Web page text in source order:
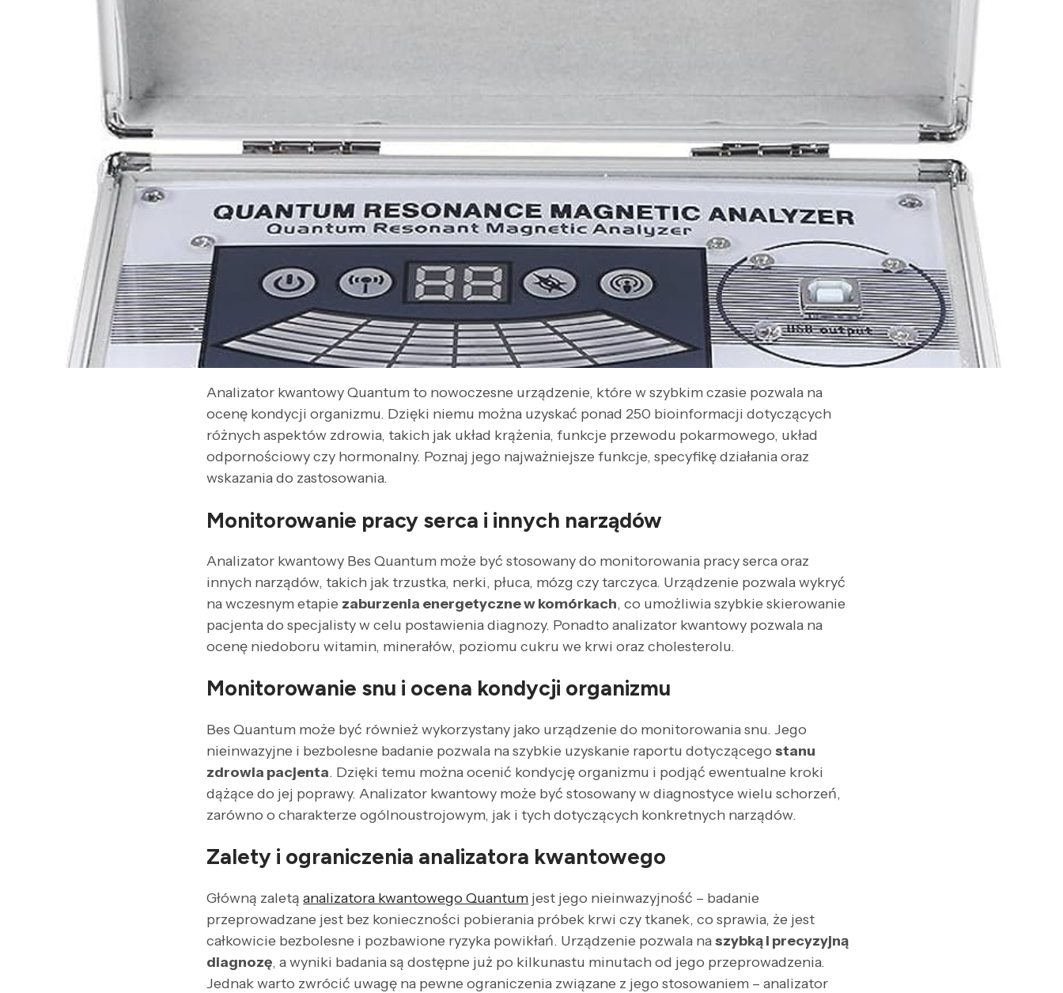
Analizator kwantowy Quantum to nowoczesne urządzenie, które w szybkim czasie pozwala na
ocenę kondycji organizmu. Dzięki niemu można uzyskać ponad 250 bioinformacji dotyczących
różnych aspektów zdrowia, takich jak układ krążenia, funkcje przewodu pokarmowego, układ
odpornościowy czy hormonalny. Poznaj jego najważniejsze funkcje, specyfikę działania oraz
wskazania do zastosowania.
Monitorowanie pracy serca i innych narządów
Analizator kwantowy Bes Quantum może być stosowany do monitorowania pracy serca oraz
innych narządów, takich jak trzustka, nerki, płuca, mózg czy tarczyca. Urządzenie pozwala wykryć
na wczesnym etapie zaburzenia energetyczne w komórkach, co umożliwia szybkie skierowanie
pacjenta do specjalisty w celu postawienia diagnozy. Ponadto analizator kwantowy pozwala na
ocenę niedoboru witamin, minerałów, poziomu cukru we krwi oraz cholesterolu.
Monitorowanie snu i ocena kondycji organizmu
Bes Quantum może być również wykorzystany jako urządzenie do monitorowania snu. Jego
nieinwazyjne i bezbolesne badanie pozwala na szybkie uzyskanie raportu dotyczącegostanu
zdrowia pacjenta. Dzięki temu można ocenić kondycję organizmu i podjąć ewentualne kroki
dążące do jej poprawy. Analizator kwantowy może być stosowany w diagnostyce wielu schorzeń,
zarówno o charakterze ogólnoustrojowym, jak i tych dotyczących konkretnych narządów.
Zalety i ograniczenia analizatora kwantowego
Główną zaletąanalizatora kwantowego Quantum jest jego nieinwazyjność – badanie
przeprowadzane jest bez konieczności pobierania próbek krwi czy tkanek, co sprawia, że jest
całkowicie bezbolesne i pozbawione ryzyka powikłań. Urządzenie pozwala naszybką i precyzyjną
diagnozę, a wyniki badania są dostępne już po kilkunastu minutach od jego przeprowadzenia.
Jednak warto zwrócić uwagę na pewne ograniczenia związane z jego stosowaniem – analizator